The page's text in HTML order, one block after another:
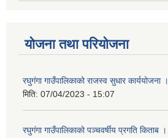
योजना तथा परियोजना
रघुगंगा गाउँपालिकाको राजस्व सुधार कार्ययोजना ।
मिति: 07/04/2023 - 15:07
रघुगंगा गाउँपालिकाको पञ्चवर्षीय प्रगति किताब ।